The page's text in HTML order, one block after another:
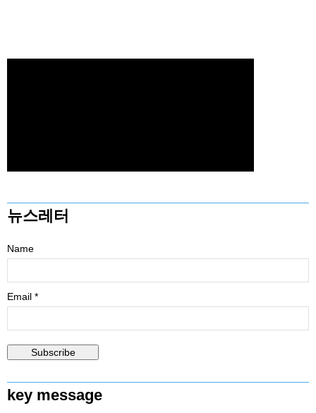
뉴스레터
Name
Email *
key message